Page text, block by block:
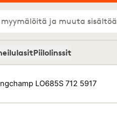
ja muuta sisältöä
Piilolinssit
LO685S 712 5917